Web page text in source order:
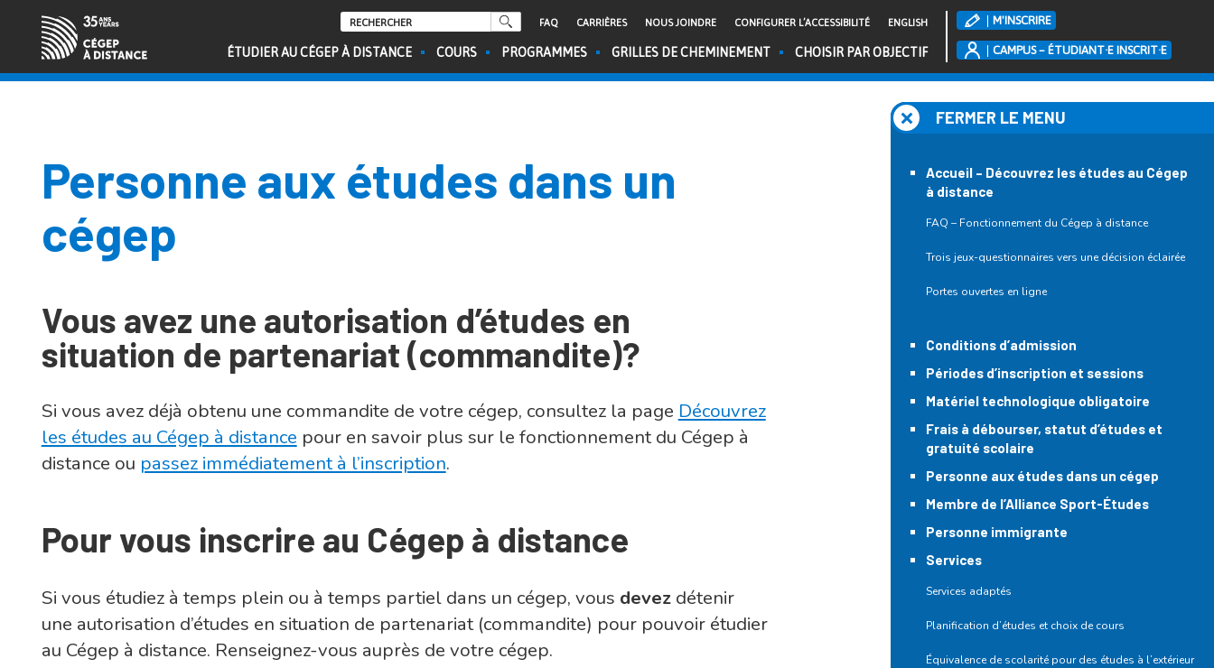
M'INSCRIRE
CAMPUS – ÉTUDIANT·E INSCRIT·E
FAQ CARRIÈRES NOUS JOINDRE CONFIGURER L’ACCESSIBILITÉ ENGLISH
ÉTUDIER AU CÉGEP À DISTANCE COURS PROGRAMMES GRILLES DE CHEMINEMENT CHOISIR PAR OBJECTIF
Personne aux études dans un
cégep
Vous avez une autorisation d’études en
situation de partenariat (commandite)?
Si vous avez déjà obtenu une commandite de votre cégep, consultez la page Découvrez
les études au Cégep à distance pour en savoir plus sur le fonctionnement du Cégep à
distance ou passez immédiatement à l’inscription.
Pour vous inscrire au Cégep à distance
Si vous étudiez à temps plein ou à temps partiel dans un cégep, vous devezdétenir
une autorisation d’études en situation de partenariat (commandite) pour pouvoir étudier
au Cégep à distance. Renseignez-vous auprès de votre cégep.
FERMER LE MENU
Accueil – Découvrez les études au Cégep
à distance
FAQ – Fonctionnement du Cégep à distance
Trois jeux-questionnaires vers une décision éclairée
Portes ouvertes en ligne
Conditions d’admission
Périodes d’inscription et sessions
Matériel technologique obligatoire
Frais à débourser, statut d’études et
gratuité scolaire
Personne aux études dans un cégep
Membre de l’Alliance Sport-Études
Personne immigrante
Services
Services adaptés
Planification d’études et choix de cours
Équivalence de scolarité pour des études à l’extérieur